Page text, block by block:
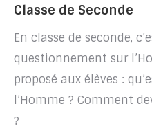
Classe de Seconde
En classe de seconde,
questionnement sur
proposé aux élèves :
l’Homme ? Comment
?